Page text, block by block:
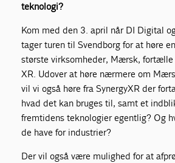
teknologi?
Kom med den 3. april når DI Digital
tager turen til Svendborg for at høre
største virksomheder, Mærsk, fortælle
XR. Udover at høre nærmere om
vil vi også høre fra SynergyXR der
hvad det kan bruges til, samt et
fremtidens teknologier egentlig? Og
de have for industrier?
Der vil også være mulighed for at